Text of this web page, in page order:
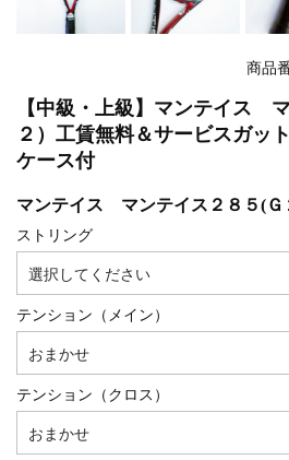
商品
【中級・上級】マンテイス
２）工賃無料＆サービスガッ
ケース付
マンテイス マンテイス２８５(Ｇ
ストリング
テンション（メイン）
テンション（クロス）